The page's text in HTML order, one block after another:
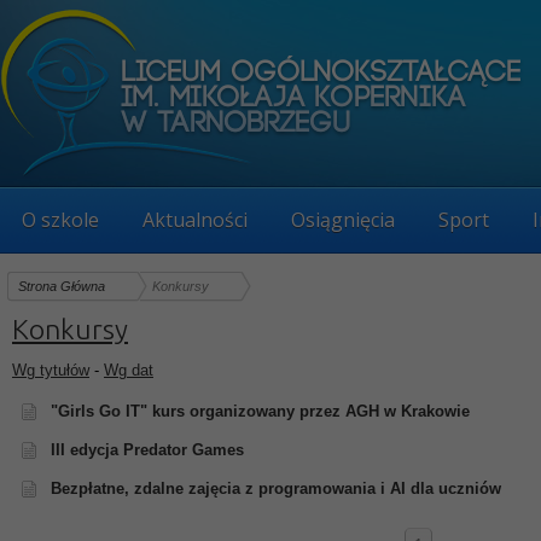
O szkole Aktualności Osiągnięcia Sport
Strona Główna Konkursy
Konkursy
Wg tytułów - Wg dat
"Girls Go IT" kurs organizowany przez AGH w Krakowie
III edycja Predator Games
Bezpłatne, zdalne zajęcia z programowania i AI dla uczniów